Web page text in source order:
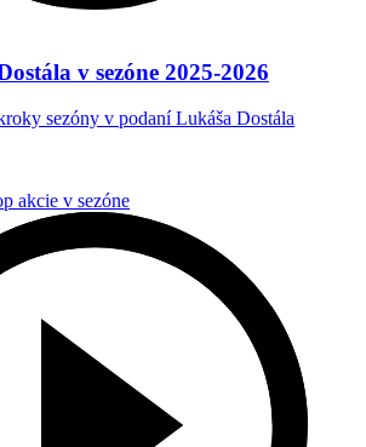
v sezóne 2025-2026
sezóny v podaní Lukáša Dostála